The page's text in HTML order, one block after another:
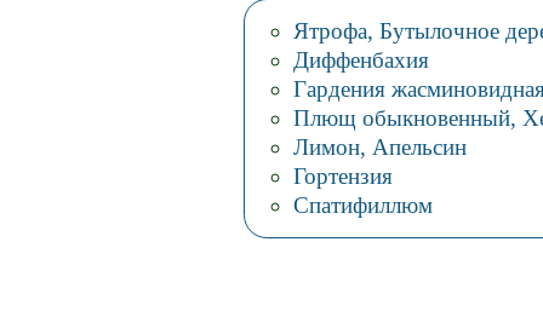
Ятрофа, Бутылочное
Диффенбахия
Гардения
Плющ обыкновенный,
Лимон, Апельсин
Гортензия
Спатифиллюм